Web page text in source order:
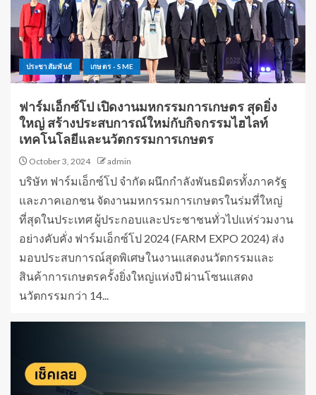
ประชาสัมพันธ์ เกษตร - SME
ฟาร์มเอ็กซ์โป เปิดงานมหกรรมการเกษตร สุดยิ่ง
ใหญ่ สร้างประสบการณ์ใหม่กับกิจกรรมไฮไลท์
เทคโนโลยีและนวัตกรรมการเกษตร
October 3, 2024 admin
บริษัท ฟาร์มเอ็กซ์โป จำกัด ผนึกกำลังพันธมิตรทั้งภาครัฐ
และภาคเอกชน จัดงานมหกรรมการเกษตรในร่มที่ใหญ่
ที่สุดในประเทศ ผู้ประกอบและประชาชนทั่วไปแห่ร่วมงาน
อย่างคับคั่ง ฟาร์มเอ็กซ์โป 2024 (FARM EXPO 2024) ส่ง
มอบประสบการณ์สุดพิเศษในงานแสดงนวัตกรรมและ
สินค้าการเกษตรครั้งยิ่งใหญ่แห่งปี ผ่านโซนแสดง
นวัตกรรมกว่า 14...